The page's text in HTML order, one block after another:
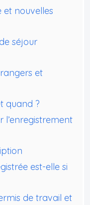
et nouvelles
séjour
et
quand ?
l’enregistrement
est-elle si
de travail et